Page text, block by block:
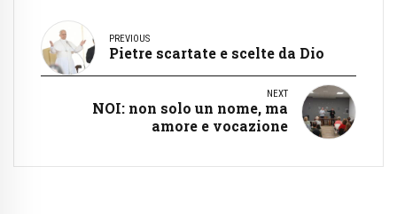
PREVIOUS
Pietre scartate e scelte da Dio
NEXT
NOI: non solo un nome, ma
amore e vocazione